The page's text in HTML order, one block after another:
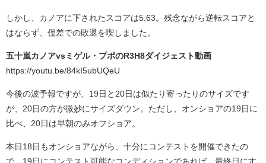
しかし、カノアに下されたスコアは5.63。残念ながら逆転スコアと
はならず、僅差での敗退を喫しました。
五十嵐カノアvsミゲル・プポのR3H8ダイジェスト動画
https://youtu.be/84kI5ubUQeU
今後の波予報ですが、19日と20日は似たり寄ったりのサイズです
が、20日の方が微妙にサイズダウン。ただし、オンショアの19日に
比べ、20日は早朝のみオフショア。
本日18日もオンショアながら、十分にコンテストを開催できたの